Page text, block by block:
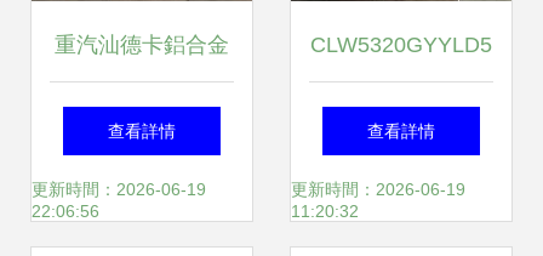
重汽汕德卡鋁合金
油罐車 高效運油新
標桿
查看詳情
更新時間：2026-06-19
22:06:56
CLW5320GYYLD5
運油車 安全高效的
危險品運輸解決方
查看詳情
更新時間：2026-06-19
11:20:32